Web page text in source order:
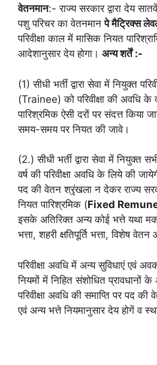
वेतनमान:- राज्य सरकार द्वारा देय
पशु परिचर का वेतनमानपे मैट्रिक्स
परिवीक्षा काल में मासिक नियत
आदेशानुसार देय होगा। अन्य शर्तें :-
(1) सीधी भर्ती द्वारा सेवा में नियुक्त
(Trainee) को परिवीक्षा की अवधि के
पारिश्रमिक ऐसी दरों पर संदत्त किया
समय-समय पर नियत की जावे।
(2.) सीधी भर्ती द्वारा सेवा में नियुक्त
वर्ष की परिवीक्षा अवधि के लिये की
पद की वेतन श्रृंखला न देकर राज्य सरकार
नियत पारिश्रमिक (Fixed
इसके अतिरिक्त अन्य कोई भत्ते यथा
भत्ता, शहरी क्षतिपूर्ति भत्ता, विशेष
परिवीक्षा अवधि में अन्य सुविधाएं एवं
नियमों में निहित संशोधित प्रावधानों
परिवीक्षा अवधि की समाप्ति पर पद
एवं अन्य भत्ते नियमानुसार देय होगें व